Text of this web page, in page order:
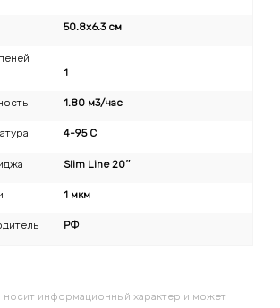
50.8x6.3 см
1
1.80 м3/час
4-95 C
Slim Line 20″
1 мкм
РФ
носит информационный характер и может